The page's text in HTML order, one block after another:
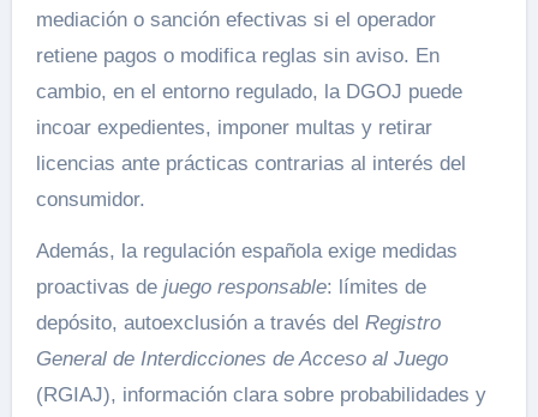
mediación o sanción efectivas si el operador
retiene pagos o modifica reglas sin aviso. En
cambio, en el entorno regulado, la DGOJ puede
incoar expedientes, imponer multas y retirar
licencias ante prácticas contrarias al interés del
consumidor.
Además, la regulación española exige medidas
proactivas de juego responsable: límites de
depósito, autoexclusión a través del Registro
General de Interdicciones de Acceso al Juego
(RGIAJ), información clara sobre probabilidades y